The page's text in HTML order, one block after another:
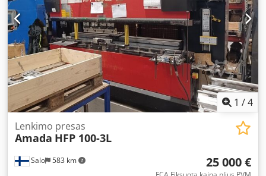
1 /4
Salo 583 km
Lenkimo presas
Amada HFP 100-3L
25 000 €